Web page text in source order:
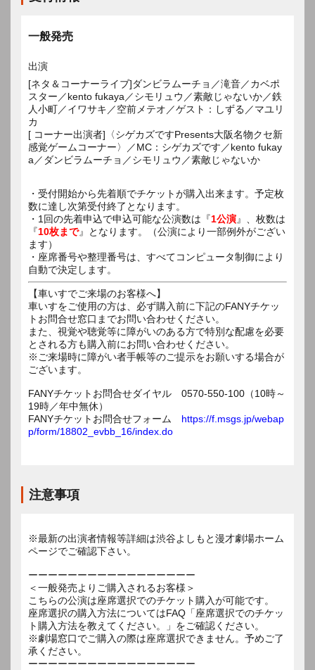
一般発売
出演
[ネタ＆コーナーライブ]ダンビラムーチョ／滝音／カベポ
スター／kento fukaya／シモリュウ／素敵じゃないか／鉄
人小町／イワサキ／空前メテオ／ゲスト：しずる／マユリ
カ
[ コーナー出演者]〈シゲカズですPresents大阪名物クセ新
感覚ゲームコーナー〉／MC：シゲカズです／kento fukay
a／ダンビラムーチョ／シモリュウ／素敵じゃないか
・受付開始から先着順でチケットが購入出来ます。予定枚
数に達し次第受付終了となります。
・1回の先着申込で申込可能な公演数は『1公演』、枚数は
『10枚まで』となります。（公演により一部例外がござい
ます）
・座席番号や整理番号は、すべてコンピュータ制御により
自動で決定します。
【車いすでご来場のお客様へ】
車いすをご使用の方は、必ず購入前に下記のFANYチケッ
トお問合せ窓口までお問い合わせください。
また、視覚や聴覚等に障がいのある方で特別な配慮を必要
とされる方も購入前にお問い合わせください。
※ご来場時に障がい者手帳等のご提示をお願いする場合が
ございます。
FANYチケットお問合せダイヤル 0570-550-100（10時～
19時／年中無休）
FANYチケットお問合せフォーム https://f.msgs.jp/webap
p/form/18802_evbb_16/index.do
注意事項
※最新の出演者情報等詳細は渋谷よしもと漫才劇場ホーム
ページでご確認下さい。
ーーーーーーーーーーーーーーーーー
＜一般発売よりご購入されるお客様＞
こちらの公演は座席選択でのチケット購入が可能です。
座席選択の購入方法についてはFAQ「座席選択でのチケッ
ト購入方法を教えてください。」をご確認ください。
※劇場窓口でご購入の際は座席選択できません。予めご了
承ください。
ーーーーーーーーーーーーーーーーー